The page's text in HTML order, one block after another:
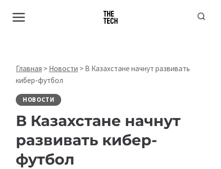
Главная > Новости > В Казахстане начнут развивать
кибер-футбол
НОВОСТИ
В Казахстане начнут
развивать кибер-
футбол